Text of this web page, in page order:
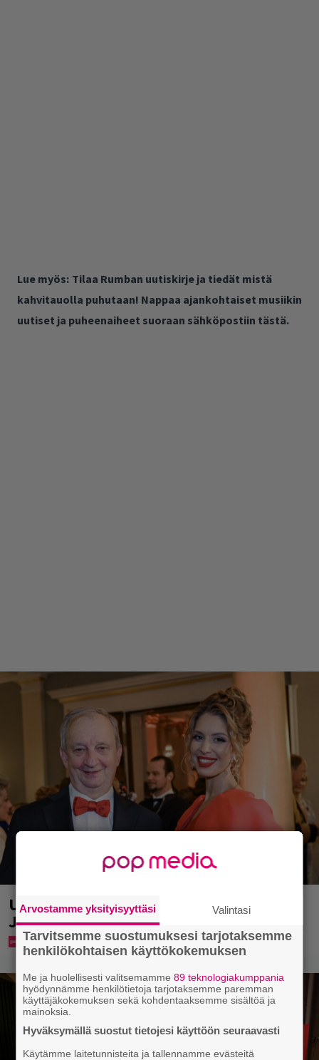
Lue myös: Tilaa Rumban uutiskirje ja tiedät mistä
kahvitauolla puhutaan! Nappaa ajankohtaiset musiikin
uutiset ja puheenaiheet suoraan sähköpostiin tästä.
Uuno: Hjallis Harkimo menee naimisiin
Jasmine Pajarin kanssa
Arvostamme yksityisyyttäsi Valintasi
Tarvitsemme suostumuksesi tarjotaksemme
henkilökohtaisen käyttökokemuksen
Me ja huolellisesti valitsemamme89 teknologiakumppania
hyödynnämme henkilötietoja tarjotaksemme paremman
käyttäjäkokemuksen sekä kohdentaaksemme sisältöä ja
mainoksia.
Hyväksymällä suostut tietojesi käyttöön seuraavasti
Käytämme laitetunnisteita ja tallennamme evästeitä